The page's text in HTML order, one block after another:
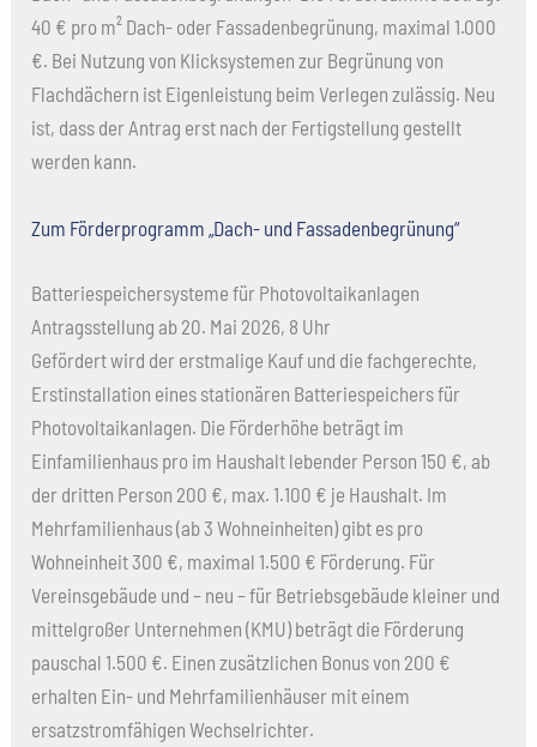
40 € pro m² Dach- oder Fassadenbegrünung, maximal 1.000
€. Bei Nutzung von Klicksystemen zur Begrünung von
Flachdächern ist Eigenleistung beim Verlegen zulässig. Neu
ist, dass der Antrag erst nach der Fertigstellung gestellt
werden kann.
Zum Förderprogramm „Dach- und Fassadenbegrünung“
Batteriespeichersysteme für Photovoltaikanlagen
Antragsstellung ab 20. Mai 2026, 8 Uhr
Gefördert wird der erstmalige Kauf und die fachgerechte,
Erstinstallation eines stationären Batteriespeichers für
Photovoltaikanlagen. Die Förderhöhe beträgt im
Einfamilienhaus pro im Haushalt lebender Person 150 €, ab
der dritten Person 200 €, max. 1.100 € je Haushalt. Im
Mehrfamilienhaus (ab 3 Wohneinheiten) gibt es pro
Wohneinheit 300 €, maximal 1.500 € Förderung. Für
Vereinsgebäude und – neu – für Betriebsgebäude kleiner und
mittelgroßer Unternehmen (KMU) beträgt die Förderung
pauschal 1.500 €. Einen zusätzlichen Bonus von 200 €
erhalten Ein- und Mehrfamilienhäuser mit einem
ersatzstromfähigen Wechselrichter.